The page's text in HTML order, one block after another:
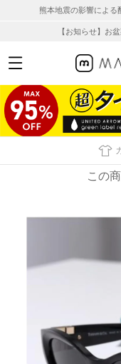
熊本地震の影響による
【お知らせ】お
この